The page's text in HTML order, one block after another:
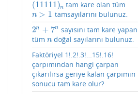
(11111)n
(11111)n tam kare olan tüm
n > 1
n>1 tamsayılarını bulunuz.
2n + 7n
2n +7n
sayısını tam kare yapan
tüm n
n doğal sayılarını bulunuz.
Faktöriyel 1!.2!.3!...15!.16!
çarpımından hangi çarpan
çıkarılırsa geriye kalan çarpımın
sonucu tam kare olur?